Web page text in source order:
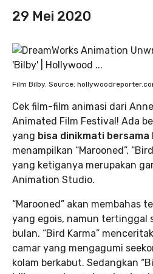
29 Mei 2020
Film Bilby. Source:
Cek film-film animasi dari
Animated Film Festival! Ada
yang bisa dinikmati bersama
menampilkan “Marooned”,
yang ketiganya merupakan
Animation Studio.
“Marooned” akan membahas
yang egois, namun tertinggal
bulan. “Bird Karma”
camar yang mengagumi
kolam berkabut. Sedangkan